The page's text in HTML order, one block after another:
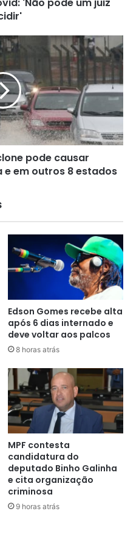
pode causar
e em outros 8 estados
Edson Gomes recebe alta
após 6 dias internado e
deve voltar aos palcos
8 horas atrás
MPF contesta
candidatura do
deputado Binho Galinha
e cita organização
criminosa
9 horas atrás